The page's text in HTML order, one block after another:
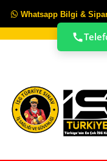
Whatsapp Bilgi &